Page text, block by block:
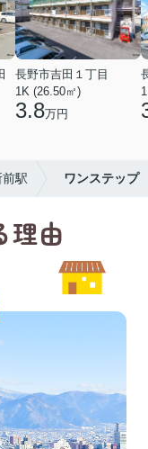
長野市吉田１丁目
1K (26.50㎡)
3.8万円
駅 ワンステップ
理由